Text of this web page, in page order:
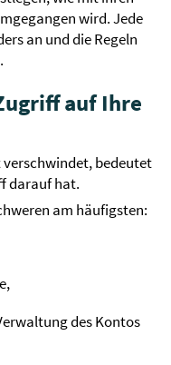
wird. Jede
an und die Regeln
auf Ihre
verschwindet, bedeutet
darauf hat.
am häufigsten:
des Kontos